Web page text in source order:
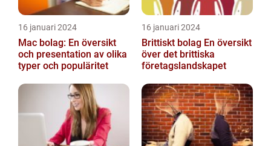
16 januari 2024
Mac bolag: En översikt
och presentation av olika
typer och populäritet
16 januari 2024
Brittiskt bolag En översikt
över det brittiska
företagslandskapet